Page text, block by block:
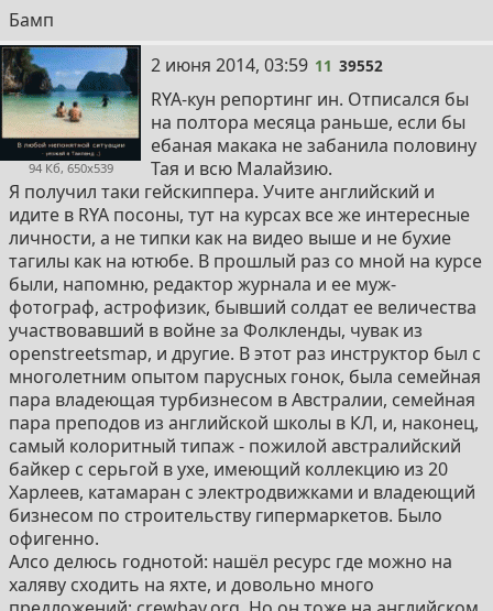
Бамп
94 Кб, 650x539
11
2 июня 2014, 03:59 11 39552
RYA-кун репортинг ин. Отписался бы
на полтора месяца раньше, если бы
ебаная макака не забанила половину
Тая и всю Малайзию.
Я получил таки гейскиппера. Учите английский и
идите в RYA посоны, тут на курсах все же интересные
личности, а не типки как на видео выше и не бухие
тагилы как на ютюбе. В прошлый раз со мной на курсе
были, напомню, редактор журнала и ее муж-
фотограф, астрофизик, бывший солдат ее величества
участвовавший в войне за Фолкленды, чувак из
openstreetsmap, и другие. В этот раз инструктор был с
многолетним опытом парусных гонок, была семейная
пара владеющая турбизнесом в Австралии, семейная
пара преподов из английской школы в КЛ, и, наконец,
самый колоритный типаж - пожилой австралийский
байкер с серьгой в ухе, имеющий коллекцию из 20
Харлеев, катамаран с электродвижками и владеющий
бизнесом по строительству гипермаркетов. Было
офигенно.
Алсо делюсь годнотой: нашёл ресурс где можно на
халяву сходить на яхте, и довольно много